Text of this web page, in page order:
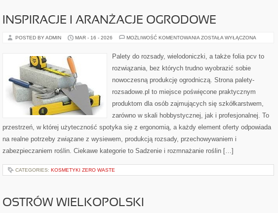
INSPIRACJE I ARANŻACJE OGRODOWE
POSTED BY ADMIN MAR - 16 - 2026 MOŻLIWOŚĆ KOMENTOWANIA INSPIRACJE
OGRODOWE
ZOSTAŁA WYŁĄCZONA
Palety do rozsady, wielodoniczki, a także folia pcv to
rozwiązania, bez których trudno wyobrazić sobie
nowoczesną produkcję ogrodniczą. Strona palety-
rozsadowe.pl to miejsce poświęcone praktycznym
produktom dla osób zajmujących się szkółkarstwem,
zarówno w skali hobbystycznej, jak i profesjonalnej. To
przestrzeń, w której użyteczność spotyka się z ergonomią, a każdy element oferty odpowiada
na realne potrzeby związane z wysiewem, produkcją rozsady, przechowywaniem i
zabezpieczaniem roślin. Ciekawe kategorie to Sadzenie i rozmnażanie roślin […]
CATEGORIES: KOSMETYKI ZERO WASTE
OSTRÓW WIELKOPOLSKI